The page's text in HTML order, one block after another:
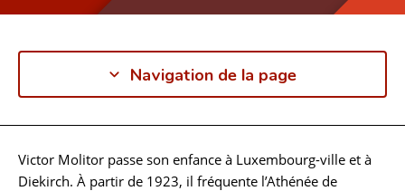
Navigation de la page
Biographie
Victor Molitor passe son enfance à Luxembourg-ville et à
Diekirch. À partir de 1923, il fréquente l’Athénée de